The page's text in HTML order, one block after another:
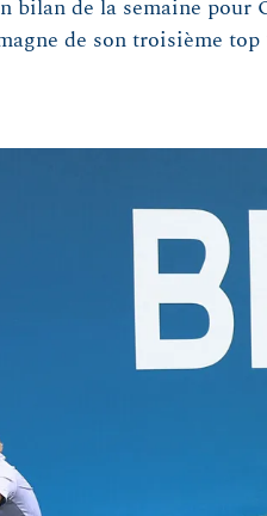
bilan de la semaine pour
de son troisième top